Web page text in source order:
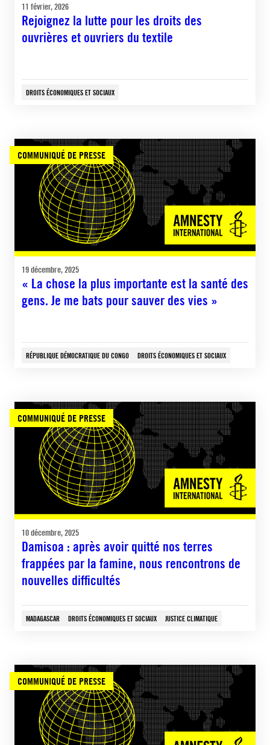
11 février, 2026
Rejoignez la lutte pour les droits des
ouvrières et ouvriers du textile
DROITS ÉCONOMIQUES ET SOCIAUX
COMMUNIQUÉ DE PRESSE
19 décembre, 2025
« La chose la plus importante est la santé des
gens. Je me bats pour sauver des vies »
RÉPUBLIQUE DÉMOCRATIQUE DU CONGO DROITS ÉCONOMIQUES ET SOCIAUX
COMMUNIQUÉ DE PRESSE
10 décembre, 2025
Damisoa : après avoir quitté nos terres
frappées par la famine, nous rencontrons de
nouvelles difficultés
MADAGASCAR DROITS ÉCONOMIQUES ET SOCIAUX JUSTICE CLIMATIQUE
COMMUNIQUÉ DE PRESSE